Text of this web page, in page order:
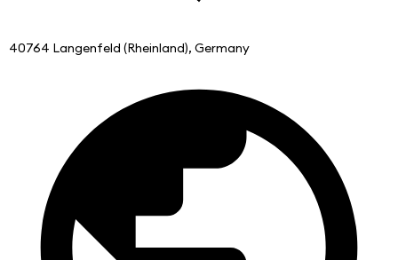
40764 Langenfeld (Rheinland), Germany